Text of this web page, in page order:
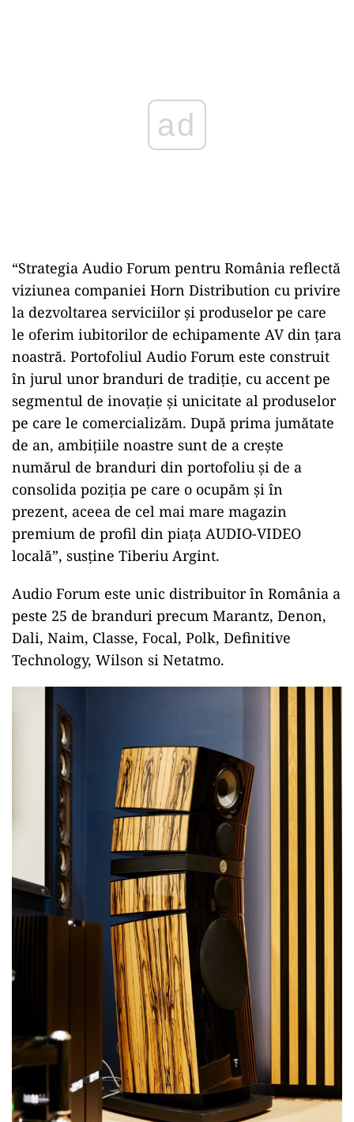
“Strategia Audio Forum pentru România reflectă
viziunea companiei Horn Distribution cu privire
la dezvoltarea serviciilor și produselor pe care
le oferim iubitorilor de echipamente AV din țara
noastră. Portofoliul Audio Forum este construit
în jurul unor branduri de tradiție, cu accent pe
segmentul de inovație și unicitate al produselor
pe care le comercializăm. După prima jumătate
de an, ambițiile noastre sunt de a crește
numărul de branduri din portofoliu și de a
consolida poziția pe care o ocupăm și în
prezent, aceea de cel mai mare magazin
premium de profil din piața AUDIO-VIDEO
locală”, susține Tiberiu Argint.
Audio Forum este unic distribuitor în România a
peste 25 de branduri precum Marantz, Denon,
Dali, Naim, Classe, Focal, Polk, Definitive
Technology, Wilson si Netatmo.